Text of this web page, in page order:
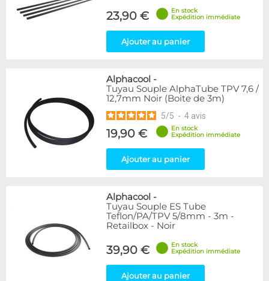
23,90 €
En stock
Expédition immédiate
Ajouter au panier
Alphacool -
Tuyau Souple AlphaTube TPV 7,6 /
12,7mm Noir (Boite de 3m)
5/5 - 4 avis
19,90 €
En stock
Expédition immédiate
Ajouter au panier
Alphacool -
Tuyau Souple ES Tube
Teflon/PA/TPV 5/8mm - 3m -
Retailbox - Noir
39,90 €
En stock
Expédition immédiate
Ajouter au panier